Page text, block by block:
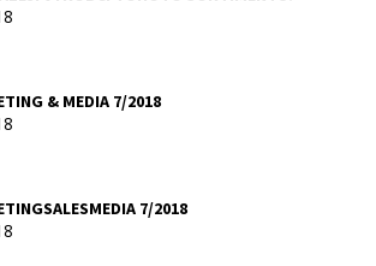
& MEDIA 7/2018
7/2018